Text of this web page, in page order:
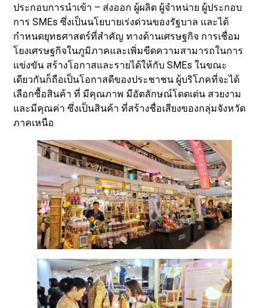
ประกอบการนำเข้า – ส่งออก ผู้ผลิต ผู้จำหน่าย ผู้ประกอบ
การ SMEs ซึ่งเป็นนโยบายเร่งด่วนของรัฐบาล และได้
กำหนดยุทธศาสตร์ที่สำคัญ ทางด้านเศรษฐกิจ การเชื่อม
โยงเศรษฐกิจในภูมิภาคและเพิ่มขีดความสามารถในการ
แข่งขัน สร้างโอกาสและรายได้ให้กับ SMEs ในขณะ
เดียวกันก็ถือเป็นโอกาสดีของประชาชน ผู้บริโภคที่จะได้
เลือกซื้อสินค้า ที่ มีคุณภาพ มีอัตลักษณ์โดดเด่น สวยงาม
และมีคุณค่า ซึ่งเป็นสินค้า ที่สร้างชื่อเสียงของกลุ่มจังหวัด
ภาคเหนือ